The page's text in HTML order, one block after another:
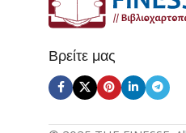
Βρείτε μας